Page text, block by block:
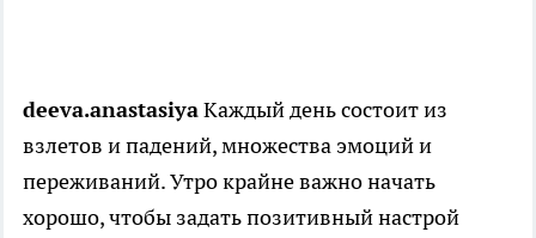
deeva.anastasiyaКаждый день состоит из
взлетов и падений, множества эмоций и
переживаний. Утро крайне важно начать
хорошо, чтобы задать позитивный настрой